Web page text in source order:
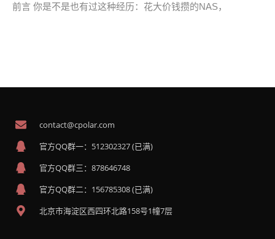
前言 你是不是也有过这种经历：花大价钱攒的NAS，
contact@cpolar.com
官方QQ群一：512302327 (已满)
官方QQ群三：878646748
官方QQ群二：156785308 (已满)
北京市海淀区西四环北路158号1幢7层